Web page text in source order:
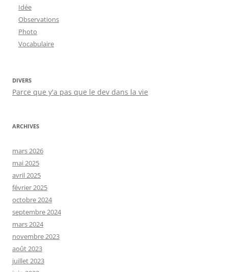
Idée
Observations
Photo
Vocabulaire
DIVERS
Parce que y'a pas que le dev dans la vie
ARCHIVES
mars 2026
mai 2025
avril 2025
février 2025
octobre 2024
septembre 2024
mars 2024
novembre 2023
août 2023
juillet 2023